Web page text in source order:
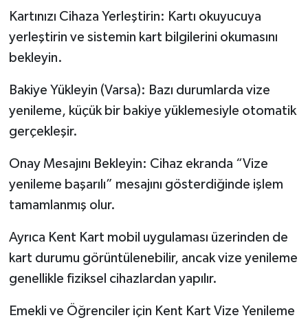
Kartınızı Cihaza Yerleştirin: Kartı okuyucuya
yerleştirin ve sistemin kart bilgilerini okumasını
bekleyin.
Bakiye Yükleyin (Varsa): Bazı durumlarda vize
yenileme, küçük bir bakiye yüklemesiyle otomatik
gerçekleşir.
Onay Mesajını Bekleyin: Cihaz ekranda “Vize
yenileme başarılı” mesajını gösterdiğinde işlem
tamamlanmış olur.
Ayrıca Kent Kart mobil uygulaması üzerinden de
kart durumu görüntülenebilir, ancak vize yenileme
genellikle fiziksel cihazlardan yapılır.
Emekli ve Öğrenciler için Kent Kart Vize Yenileme